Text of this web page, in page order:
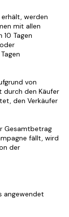
werden
mit allen
Tagen
von
durch den Käufer
den Verkäufer
Gesamtbetrag
fällt, wird
der
angewendet